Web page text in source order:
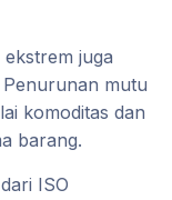
juga
mutu
komoditas dan
barang.
ISO